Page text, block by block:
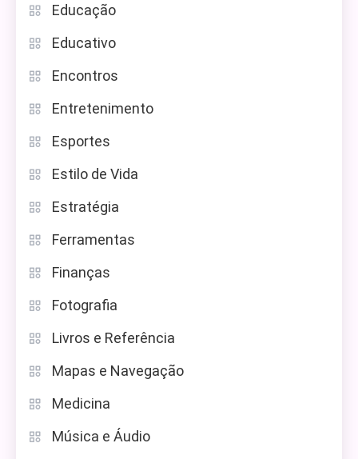
Educação
Educativo
Encontros
Entretenimento
Esportes
Estilo de Vida
Estratégia
Ferramentas
Finanças
Fotografia
Livros e Referência
Mapas e Navegação
Medicina
Música e Áudio